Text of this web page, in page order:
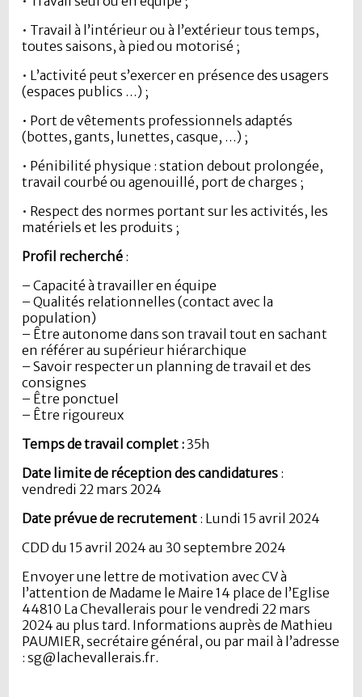
• Travail à l’intérieur ou à l’extérieur tous temps,
toutes saisons, à pied ou motorisé ;
• L’activité peut s’exercer en présence des usagers
(espaces publics …) ;
• Port de vêtements professionnels adaptés
(bottes, gants, lunettes, casque, …) ;
• Pénibilité physique : station debout prolongée,
travail courbé ou agenouillé, port de charges ;
• Respect des normes portant sur les activités, les
matériels et les produits ;
Profil recherché :
– Capacité à travailler en équipe
– Qualités relationnelles (contact avec la
population)
– Être autonome dans son travail tout en sachant
en référer au supérieur hiérarchique
– Savoir respecter un planning de travail et des
consignes
– Être ponctuel
– Être rigoureux
Temps de travail complet :35h
Date limite de réception des candidatures :
vendredi 22 mars 2024
Date prévue de recrutement : Lundi 15 avril 2024
CDD du 15 avril 2024 au 30 septembre 2024
Envoyer une lettre de motivation avec CV à
l’attention de Madame le Maire 14 place de l’Eglise
44810 La Chevallerais pour le vendredi 22 mars
2024 au plus tard. Informations auprès de Mathieu
PAUMIER, secrétaire général, ou par mail à l’adresse
: sg@lachevallerais.fr.